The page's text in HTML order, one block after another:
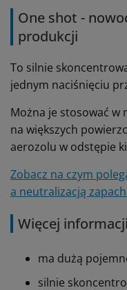
One shot -
produkcji
To silnie
jednym naciśnięciu
Można je stosować w
na większych
aerozolu w odstępie
Zobacz na czym
a neutralizacją
Więcej
ma dużą
silnie